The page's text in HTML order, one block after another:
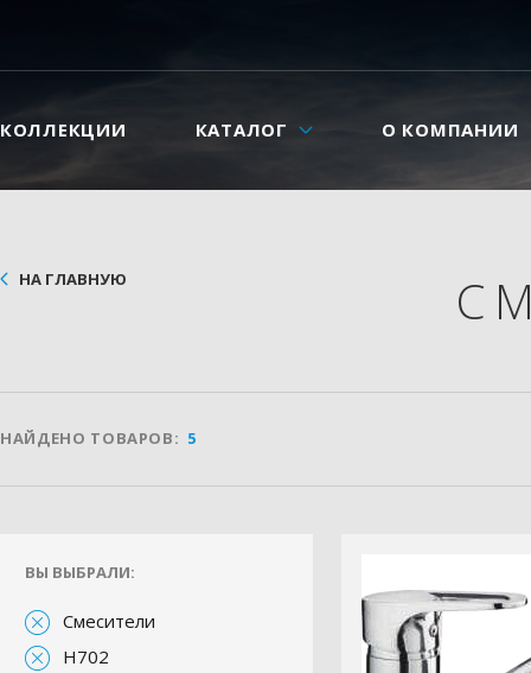
КОЛЛЕКЦИИ КАТАЛОГ О КОМПАНИИ
НА ГЛАВНУЮ
НАЙДЕНО ТОВАРОВ: 5
ВЫ ВЫБРАЛИ:
Смесители
H702